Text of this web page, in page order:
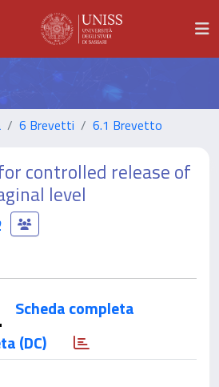
6 Brevetti 6.1 Brevetto
controlled release of
level
Scheda completa
(DC)